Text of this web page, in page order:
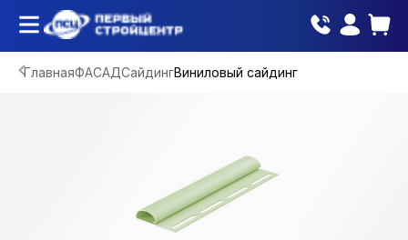
ГлавнаяФАСАДСайдингВиниловый сайдинг